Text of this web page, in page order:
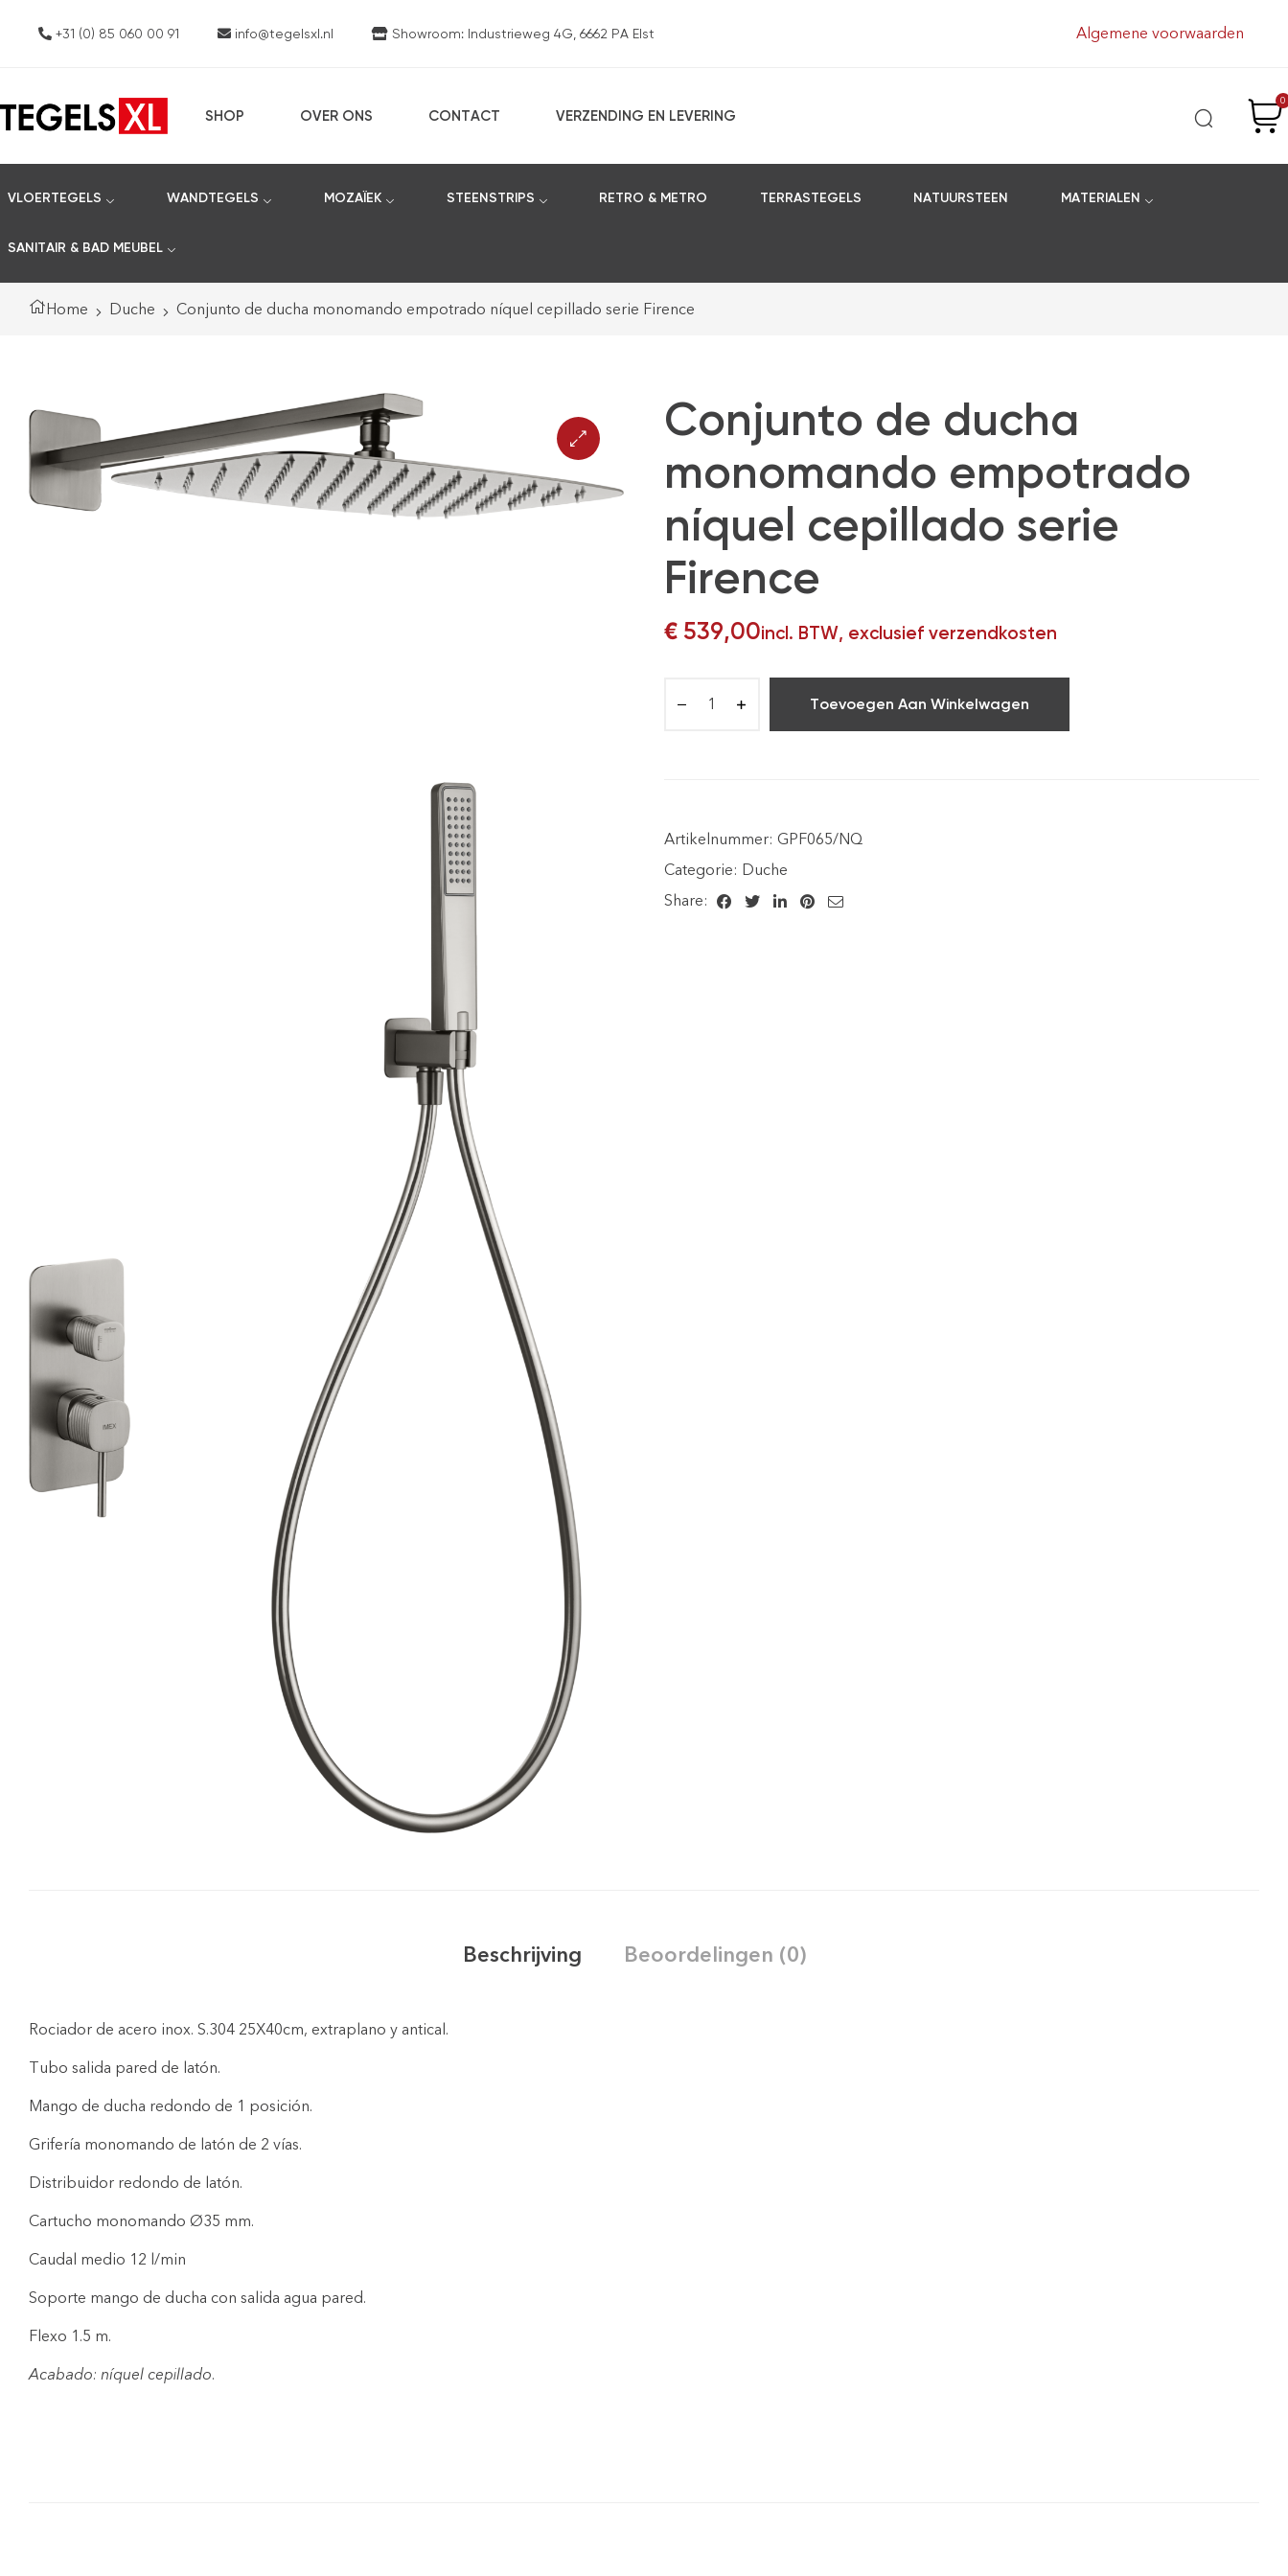
+31 (0) 85 060 00 91 info@tegelsxl.nl Showroom: Industrieweg 4G, 6662 PA Elst Algemene voorwaarden
SHOP OVER ONS CONTACT VERZENDING EN LEVERING
0
VLOERTEGELS WANDTEGELS MOZAÏEK STEENSTRIPS RETRO & METRO TERRASTEGELS NATUURSTEEN MATERIALEN
SANITAIR & BAD MEUBEL
Home Duche Conjunto de ducha monomando empotrado níquel cepillado serie Firence
Conjunto de ducha
monomando empotrado
níquel cepillado serie
Firence
€539,00incl. BTW, exclusief verzendkosten
Toevoegen Aan Winkelwagen
Artikelnummer: GPF065/NQ
Categorie: Duche
Share:
Beschrijving Beoordelingen (0)
Rociador de acero inox. S.304 25X40cm, extraplano y antical.
Tubo salida pared de latón.
Mango de ducha redondo de 1 posición.
Grifería monomando de latón de 2 vías.
Distribuidor redondo de latón.
Cartucho monomando Ø35 mm.
Caudal medio 12 l/min
Soporte mango de ducha con salida agua pared.
Flexo 1.5 m.
Acabado: níquel cepillado.